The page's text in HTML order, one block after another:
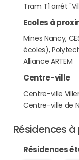
Tram T1 arrêt
Ecoles à
Mines Nancy,
écoles),
Alliance ARTEM
Centre-ville
Centre-ville
Centre-ville de
Résidences
Résidences